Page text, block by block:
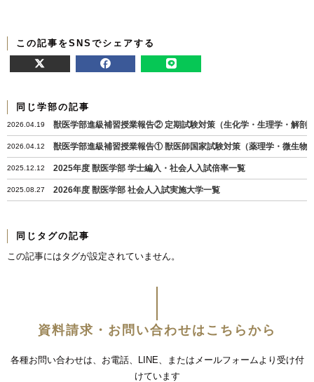
この記事をSNSでシェアする
同じ学部の記事
2026.04.19 獣医学部進級補習授業報告② 定期試験対策（生化学・生理学・解剖
2026.04.12 獣医学部進級補習授業報告① 獣医師国家試験対策（薬理学・微生物
2025.12.12 2025年度 獣医学部 学士編入・社会人入試倍率一覧
2025.08.27 2026年度 獣医学部 社会人入試実施大学一覧
同じタグの記事
この記事にはタグが設定されていません。
資料請求・お問い合わせはこちらから
各種お問い合わせは、お電話、LINE、またはメールフォームより受け付
けています